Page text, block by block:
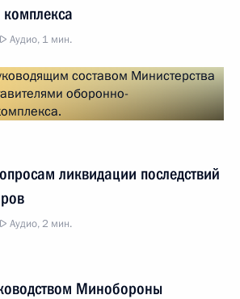
Аудио, 1 мин.
ликвидации последствий
Аудио, 2 мин.
Минобороны